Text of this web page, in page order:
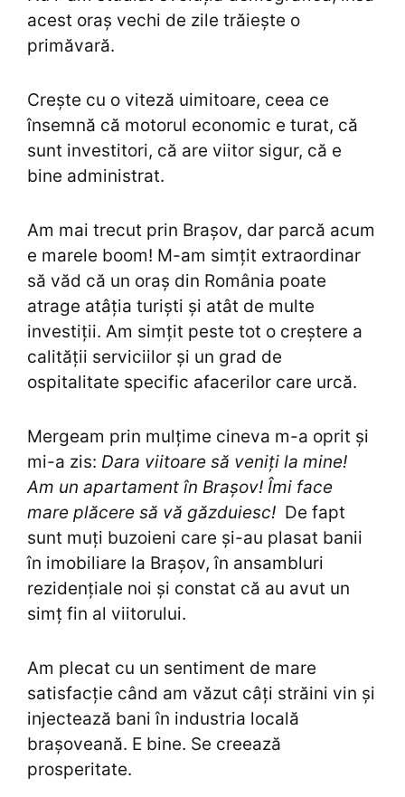
acest oraș vechi de zile trăiește o
primăvară.
Crește cu o viteză uimitoare, ceea ce
însemnă că motorul economic e turat, că
sunt investitori, că are viitor sigur, că e
bine administrat.
Am mai trecut prin Brașov, dar parcă acum
e marele boom! M-am simțit extraordinar
să văd că un oraș din România poate
atrage atâția turiști și atât de multe
investiții. Am simțit peste tot o creștere a
calității serviciilor și un grad de
ospitalitate specific afacerilor care urcă.
Mergeam prin mulțime cineva m-a oprit și
mi-a zis: Dara viitoare să veniți la mine!
Am un apartament în Brașov! Îmi face
mare plăcere să vă găzduiesc! De fapt
sunt muți buzoieni care și-au plasat banii
în imobiliare la Brașov, în ansambluri
rezidențiale noi și constat că au avut un
simț fin al viitorului.
Am plecat cu un sentiment de mare
satisfacție când am văzut câți străini vin și
injectează bani în industria locală
brașoveană. E bine. Se creează
prosperitate.